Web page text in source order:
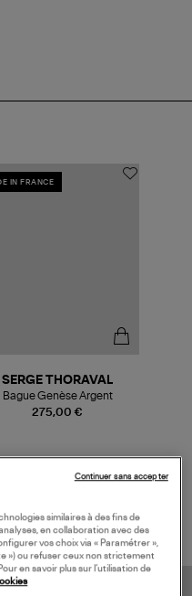
IN FRANCE
275,00 €
SERGE THORAVAL
Bague Genèse Argent
similaires à des fins de
en collaboration avec des
vos choix via « Paramétrer »,
») ou refuser ceux non strictement
en savoir plus sur l’utilisation de
Continuer sans accepter